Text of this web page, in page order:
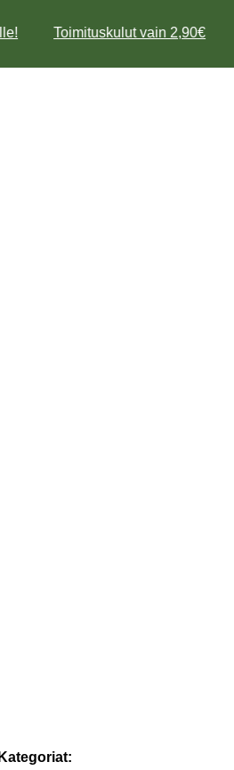
Toimituskulut vain 2,90€
Kategoriat: